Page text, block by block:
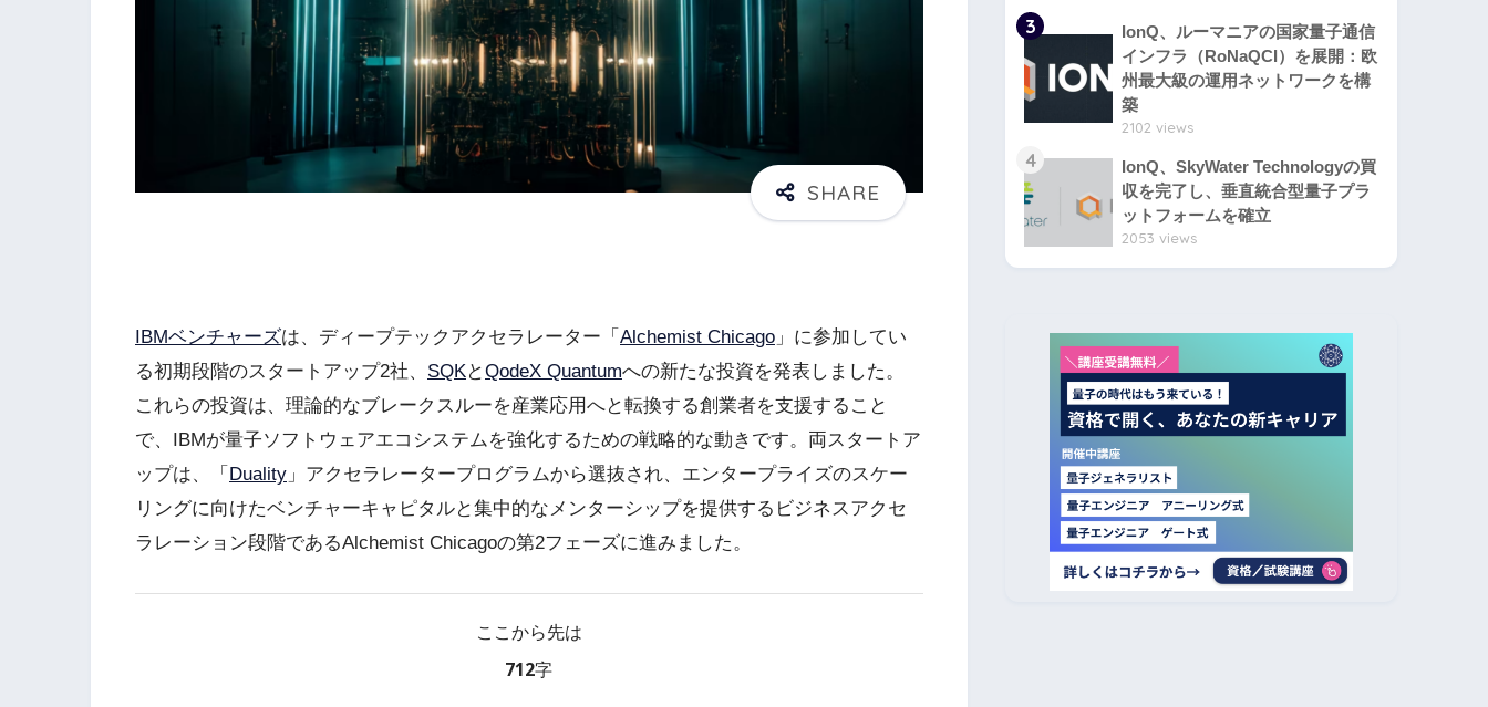
IBMベンチャーズは、ディープテックアクセラレーター「 Alchemist Chicago 」に参加してい
る初期段階のスタートアップ2社、 SQKとQodeX Quantumへの新たな投資を発表しました。
これらの投資は、理論的なブレークスルーを産業応用へと転換する創業者を支援すること
で、IBMが量子ソフトウェアエコシステムを強化するための戦略的な動きです。両スタートア
ップは、「 Duality 」アクセラレータープログラムから選抜され、エンタープライズのスケー
リングに向けたベンチャーキャピタルと集中的なメンターシップを提供するビジネスアクセ
ラレーション段階であるAlchemist Chicagoの第2フェーズに進みました。
ここから先は
712字
3
IonQ、ルーマニアの国家量子通信
インフラ（RoNaQCI）を展開：欧
州最大級の運用ネットワークを構
築
2102 views
4
IonQ、SkyWater Technologyの買
収を完了し、垂直統合型量子プラ
ットフォームを確立
2053 views